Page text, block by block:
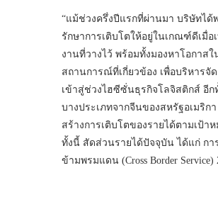
“แม้ช่วงครึ่งปีแรกที่ผ่านมา บริษัทได้
รักษาการเติบโตให้อยู่ในเกณฑ์ดีเมื่
งานที่วางไว้ พร้อมทั้งมองหาโอกา
สถานการณ์ที่เกี่ยวข้อง เพื่อบริหารจั
เข้าสู่ช่วงไฮซีซั่นธุรกิจโลจิสติกส์ อี
บางประเภทจากจีนของสหรัฐอเมริ
สร้างการเติบโตของรายได้ตามเป้า
ทั้งนี้ สัดส่วนรายได้ปัจจุบัน ได้แก่ กา
ข้ามพรมแดน (Cross Border